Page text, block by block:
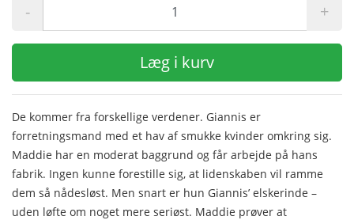
- +
Læg i kurv
De kommer fra forskellige verdener. Giannis er
forretningsmand med et hav af smukke kvinder omkring sig.
Maddie har en moderat baggrund og får arbejde på hans
fabrik. Ingen kunne forestille sig, at lidenskaben vil ramme
dem så nådesløst. Men snart er hun Giannis’ elskerinde –
uden løfte om noget mere seriøst. Maddie prøver at